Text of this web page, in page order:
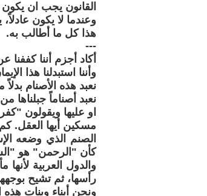
القانون يجب ان يكون
وعندما لا يكون
هذا كل ما أطالب به.
---
أكاد أجزم أننا كففنا
وأننا استبدلنا هذا
نعبد هذه الأصنام
نعبد أصناماً جبلناها
او عليها ويقولون
مسكين أيها العقل.
الصنم الذي وضعه
كأن "الرحمن" هو
والدول العربية
رأسها، ثم تشيح
ونحن أبناء وبنات